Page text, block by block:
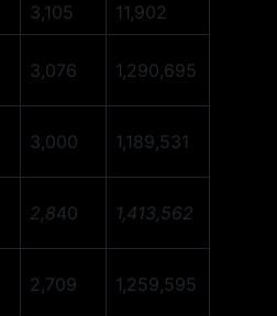
3,105 11,902
3,076 1,290,695
3,000 1,189,531
2,840 1,413,562
2,709 1,259,595